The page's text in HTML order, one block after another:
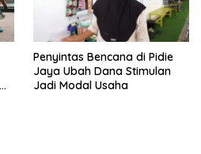
Penyintas Bencana di Pidie
Jaya Ubah Dana Stimulan
Jadi Modal Usaha